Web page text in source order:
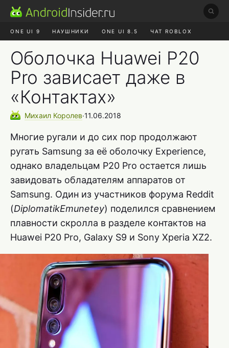
ONE UI 9 НАУШНИКИ ONE UI 8.5 ЧАТ ROBLOX
MAX RUSTORE
Оболочка Huawei P20
Pro зависает даже в
«Контактах»
Михаил Королев∙11.06.2018
Многие ругали и до сих пор продолжают
ругать Samsung за её оболочку Experience,
однако владельцам P20 Pro остается лишь
завидовать обладателям аппаратов от
Samsung. Один из участников форума Reddit
(DiplomatikEmunetey) поделился сравнением
плавности скролла в разделе контактов на
Huawei P20 Pro, Galaxy S9 и Sony Xperia XZ2.